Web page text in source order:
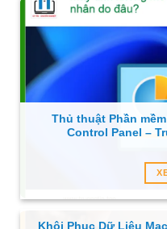
Thủ thuật Phần
Control Panel –
Khôi Phục Dữ Liệu